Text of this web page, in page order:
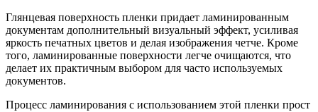
Глянцевая поверхность пленки придает ламинированным
документам дополнительный визуальный эффект, усиливая
яркость печатных цветов и делая изображения четче. Кроме
того, ламинированные поверхности легче очищаются, что
делает их практичным выбором для часто используемых
документов.
Процесс ламинирования с использованием этой пленки прост